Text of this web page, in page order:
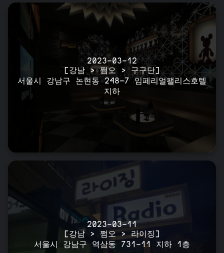
2023-03-12
[강남 > 쩜오 > 구구단]
서울시 강남구 논현동 248-7 임페리얼팰리스호텔
지하
2023-03-11
[강남 > 쩜오 > 라이징]
서울시 강남구 역삼동 731-11 지하 1층